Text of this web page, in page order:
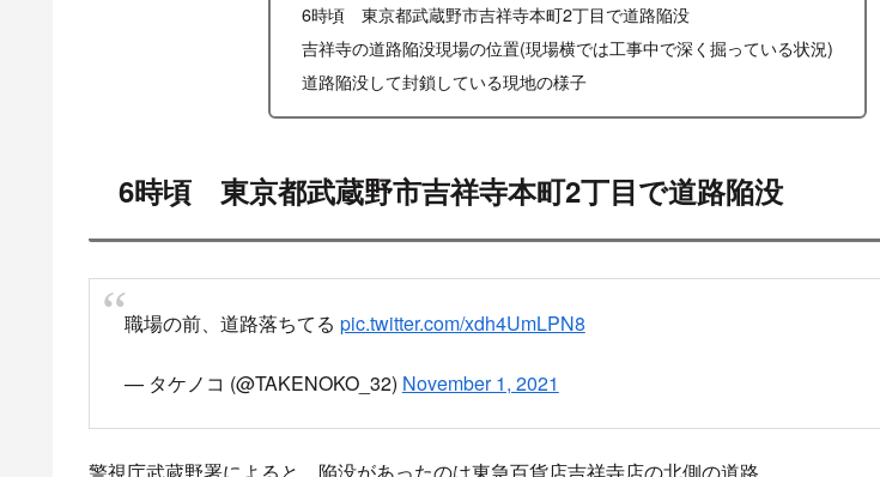
6時頃 東京都武蔵野市吉祥寺本町2丁目で道路陥没
吉祥寺の道路陥没現場の位置(現場横では工事中で深く掘っている状況)
道路陥没して封鎖している現地の様子
6時頃 東京都武蔵野市吉祥寺本町2丁目で道路陥没
職場の前、道路落ちてる pic.twitter.com/xdh4UmLPN8
— タケノコ (@TAKENOKO_32) November 1, 2021